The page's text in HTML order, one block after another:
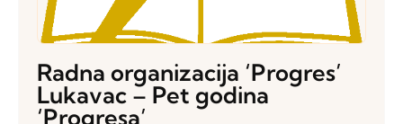
Radna organizacija ‘Progres’
Lukavac – Pet godina
‘Progresa’